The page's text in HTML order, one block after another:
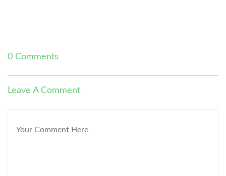
0 Comments
Leave A Comment